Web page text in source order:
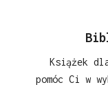
Książek
pomóc Ci w